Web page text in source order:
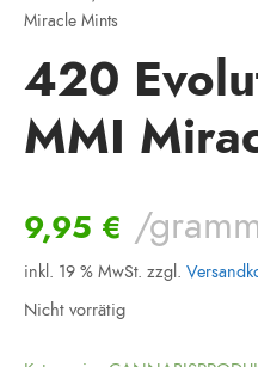
Miracle Mints
420
MMI
9,95 € /
inkl. 19 % MwSt. zzgl.
Nicht vorrätig